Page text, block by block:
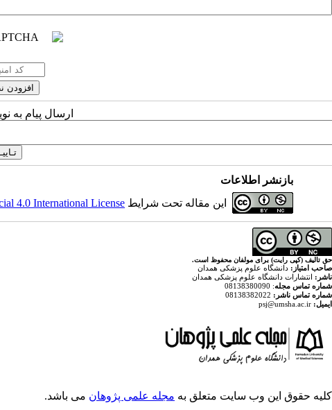
ارسال پیام به
بازنشر اطلاعات
این مقاله تحت شرایط 4.0 International License
حق تالیف (کپی رایت) برای مولفان محفوظ است.
صاحب امتیاز: دانشگاه علوم پزشکی همدان
ناشر: انتشارات دانشگاه علوم پزشکی همدان
شماره تماس مجله: 08138380090
شماره تماس ناشر:
ایمیل:
کلیه حقوق این وب سایت متعلق به مجله علمی پژوهان می باشد.